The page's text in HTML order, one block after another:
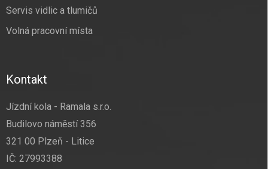
Servis vidlic a tlumičů
Volná pracovní místa
Kontakt
Jízdní kola - Ramala s.r.o.
Budilovo náměstí 356
321 00 Plzeň - Litice
IČ: 27993388